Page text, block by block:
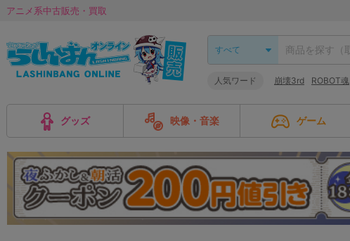
アニメ系中古販売・買取
人気ワード 崩壊3rd ROBOT魂
グッズ 映像・音楽 ゲーム